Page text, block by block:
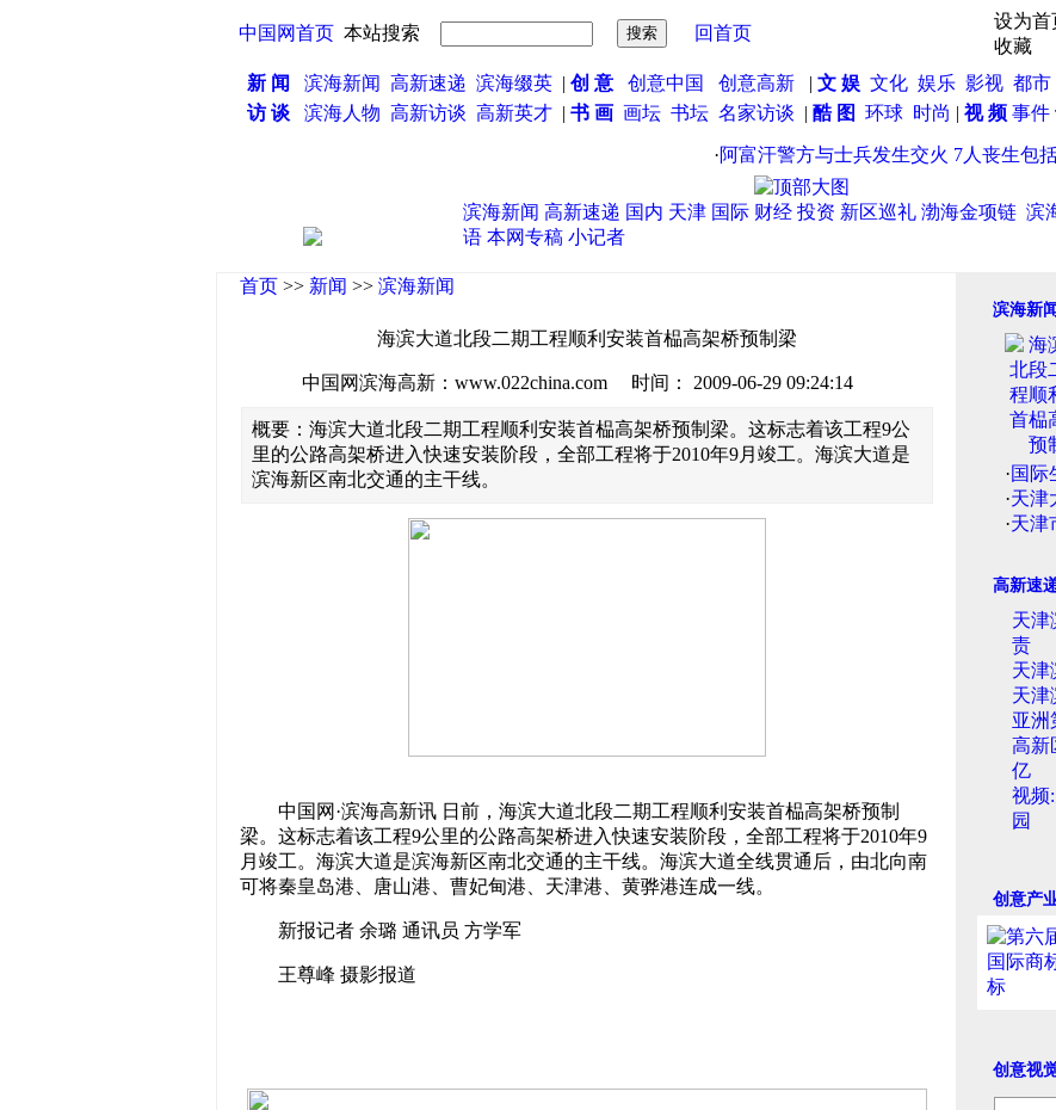
中国网首页 本站搜索 回首页
设为首
收藏
新 闻
滨海新闻 高新速递 滨海缀英 | 创 意 创意中国 创意高新 | 文 娱 文化 娱乐 影视 都市
访 谈
滨海人物 高新访谈 高新英才 | 书 画 画坛 书坛 名家访谈 | 酷 图 环球 时尚 | 视 频 事件
阿富汗警方与士兵发生交火 7人丧生包括
滨海新闻 高新速递 国内 天津 国际 财经 投资 新区巡礼 渤海金项链 滨
语 本网专稿 小记者
首页 >> 新闻 >> 滨海新闻
海滨大道北段二期工程顺利安装首榀高架桥预制梁
中国网滨海高新：www.022china.com 时间： 2009-06-29 09:24:14
概要：海滨大道北段二期工程顺利安装首榀高架桥预制梁。这标志着该工程9公
里的公路高架桥进入快速安装阶段，全部工程将于2010年9月竣工。海滨大道是
滨海新区南北交通的主干线。
中国网·滨海高新讯 日前，海滨大道北段二期工程顺利安装首榀高架桥预制
梁。这标志着该工程9公里的公路高架桥进入快速安装阶段，全部工程将于2010年9
月竣工。海滨大道是滨海新区南北交通的主干线。海滨大道全线贯通后，由北向南
可将秦皇岛港、唐山港、曹妃甸港、天津港、黄骅港连成一线。
新报记者 余璐 通讯员 方学军
王尊峰 摄影报道
滨海新闻
·国际
·天津
·天津
高新速
天津
责
天津
天津
亚洲
高新
亿
视频
园
创意产
创意视